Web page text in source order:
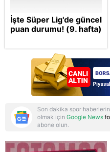
İşte Süper Lig'de güncel
puan durumu! (9. hafta)
Son dakika spor
olmak için Google News
abone olun.